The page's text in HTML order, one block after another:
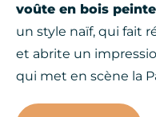
voûte en bois peinte
un style naïf, qui fait
et abrite un
qui met en scène la